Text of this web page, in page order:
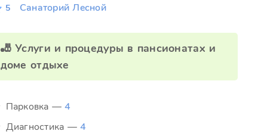
5 Санаторий Лесной
🎳 Услуги и процедуры в пансионатах и
доме отдыхе
Парковка —4
Диагностика —4